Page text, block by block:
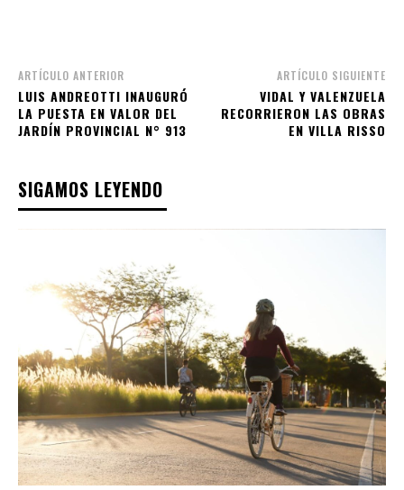
ARTÍCULO ANTERIOR
LUIS ANDREOTTI INAUGURÓ
LA PUESTA EN VALOR DEL
JARDÍN PROVINCIAL N° 913
ARTÍCULO SIGUIENTE
VIDAL Y VALENZUELA
RECORRIERON LAS OBRAS
EN VILLA RISSO
SIGAMOS LEYENDO